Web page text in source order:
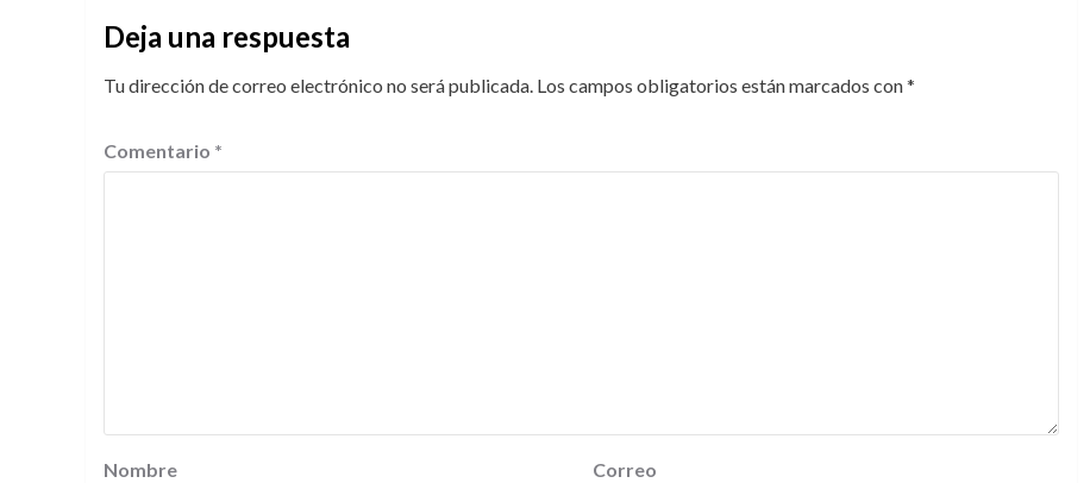
Deja una respuesta
Tu dirección de correo electrónico no será publicada. Los campos obligatorios están marcados con*
Comentario *
Nombre Correo